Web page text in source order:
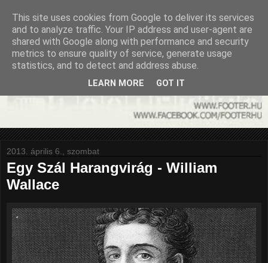
2013. április 6., szombat
Egy Szál Harangvirág - William
Wallace
This site uses cookies from Google to deliver its services
and to analyze traffic. Your IP address and user-agent are
shared with Google along with performance and security
metrics to ensure quality of service, generate usage
statistics, and to detect and address abuse.
LEARN MORE GOT IT